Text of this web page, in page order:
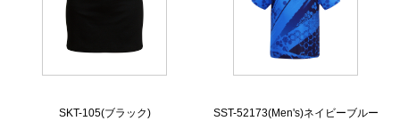
SKT-105(ブラック) SST-52173(Men's)ネイビーブルー